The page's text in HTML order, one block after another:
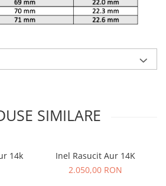
SIMILARE
14k
Inel Rasucit Aur 14K
2.050,00 RON